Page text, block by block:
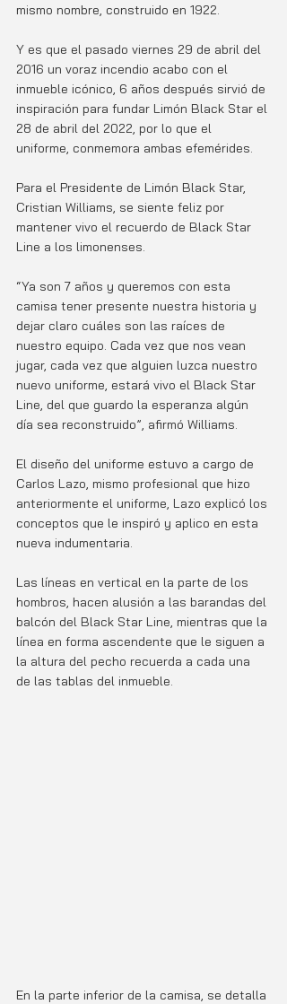
mismo nombre, construido en 1922.
Y es que el pasado viernes 29 de abril del
2016 un voraz incendio acabo con el
inmueble icónico, 6 años después sirvió de
inspiración para fundar Limón Black Star el
28 de abril del 2022, por lo que el
uniforme, conmemora ambas efemérides.
Para el Presidente de Limón Black Star,
Cristian Williams, se siente feliz por
mantener vivo el recuerdo de Black Star
Line a los limonenses.
“Ya son 7 años y queremos con esta
camisa tener presente nuestra historia y
dejar claro cuáles son las raíces de
nuestro equipo. Cada vez que nos vean
jugar, cada vez que alguien luzca nuestro
nuevo uniforme, estará vivo el Black Star
Line, del que guardo la esperanza algún
día sea reconstruido”, afirmó Williams.
El diseño del uniforme estuvo a cargo de
Carlos Lazo, mismo profesional que hizo
anteriormente el uniforme, Lazo explicó los
conceptos que le inspiró y aplico en esta
nueva indumentaria.
Las líneas en vertical en la parte de los
hombros, hacen alusión a las barandas del
balcón del Black Star Line, mientras que la
línea en forma ascendente que le siguen a
la altura del pecho recuerda a cada una
de las tablas del inmueble.
En la parte inferior de la camisa, se detalla